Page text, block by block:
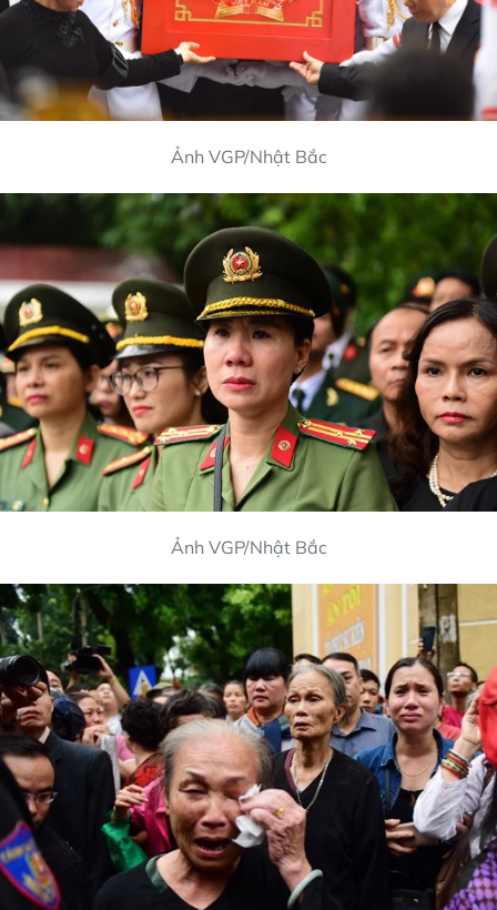
Ảnh VGP/Nhật Bắc
Ảnh VGP/Nhật Bắc